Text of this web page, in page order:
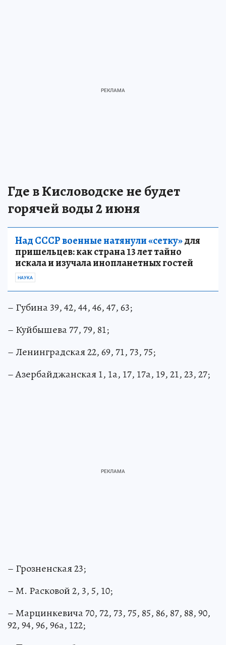
Где в Кисловодске не будет
горячей воды 2 июня
Над СССР военные натянули «сетку»для
пришельцев: как страна 13 лет тайно
искала и изучала инопланетных гостей
НАУКА
– Губина 39, 42, 44, 46, 47, 63;
– Куйбышева 77, 79, 81;
– Ленинградская 22, 69, 71, 73, 75;
– Азербайджанская 1, 1а, 17, 17а, 19, 21, 23, 27;
– Грозненская 23;
– М. Расковой 2, 3, 5, 10;
– Марцинкевича 70, 72, 73, 75, 85, 86, 87, 88, 90,
92, 94, 96, 96а, 122;